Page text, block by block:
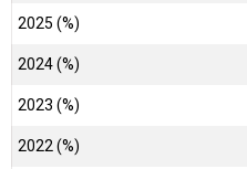
2025 (%)
2024 (%)
2023 (%)
2022 (%)